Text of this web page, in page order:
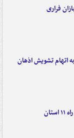
فراری
به اتهام تشویش اذهان